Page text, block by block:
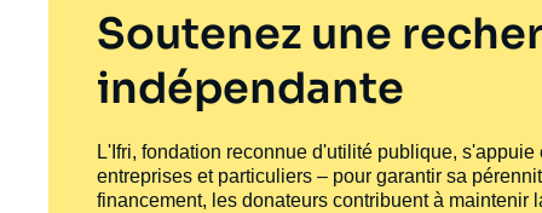
Soutenez une
indépendante
L'Ifri, fondation reconnue d'utilité publique,
entreprises et particuliers – pour garantir sa
financement, les donateurs contribuent à maintenir